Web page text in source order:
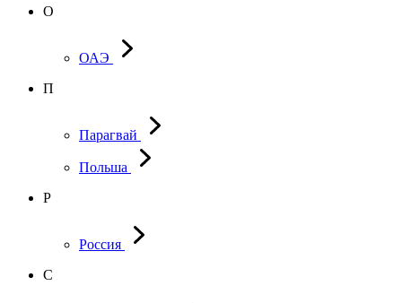
О
ОАЭ
П
Парагвай
Польша
Р
Россия
С